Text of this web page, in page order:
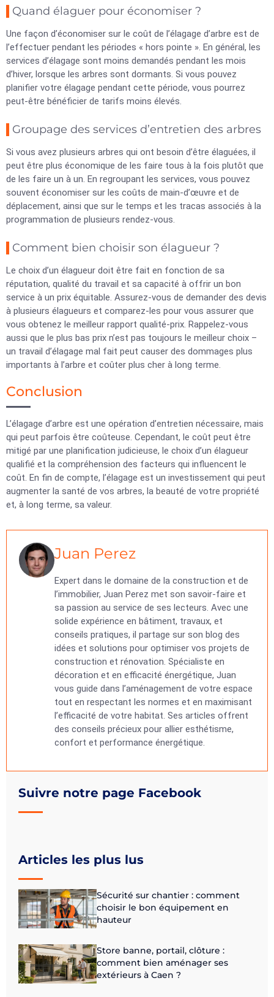
Suivre notre page Facebook
Articles les plus lus
Sécurité sur chantier : comment
choisir le bon équipement en
hauteur
Store banne, portail, clôture :
comment bien aménager ses
extérieurs à Caen ?
Quand élaguer pour économiser ?
Une façon d’économiser sur le coût de l’élagage d’arbre est de
l’effectuer pendant les périodes « hors pointe ». En général, les
services d’élagage sont moins demandés pendant les mois
d’hiver, lorsque les arbres sont dormants. Si vous pouvez
planifier votre élagage pendant cette période, vous pourrez
peut-être bénéficier de tarifs moins élevés.
Groupage des services d’entretien des arbres
Si vous avez plusieurs arbres qui ont besoin d’être élaguées, il
peut être plus économique de les faire tous à la fois plutôt que
de les faire un à un. En regroupant les services, vous pouvez
souvent économiser sur les coûts de main-d’œuvre et de
déplacement, ainsi que sur le temps et les tracas associés à la
programmation de plusieurs rendez-vous.
Comment bien choisir son élagueur ?
Le choix d’un élagueur doit être fait en fonction de sa
réputation, qualité du travail et sa capacité à offrir un bon
service à un prix équitable. Assurez-vous de demander des devis
à plusieurs élagueurs et comparez-les pour vous assurer que
vous obtenez le meilleur rapport qualité-prix. Rappelez-vous
aussi que le plus bas prix n’est pas toujours le meilleur choix –
un travail d’élagage mal fait peut causer des dommages plus
importants à l’arbre et coûter plus cher à long terme.
Conclusion
L’élagage d’arbre est une opération d’entretien nécessaire, mais
qui peut parfois être coûteuse. Cependant, le coût peut être
mitigé par une planification judicieuse, le choix d’un élagueur
qualifié et la compréhension des facteurs qui influencent le
coût. En fin de compte, l’élagage est un investissement qui peut
augmenter la santé de vos arbres, la beauté de votre propriété
et, à long terme, sa valeur.
Juan Perez
Expert dans le domaine de la construction et de
l’immobilier, Juan Perez met son savoir-faire et
sa passion au service de ses lecteurs. Avec une
solide expérience en bâtiment, travaux, et
conseils pratiques, il partage sur son blog des
idées et solutions pour optimiser vos projets de
construction et rénovation. Spécialiste en
décoration et en efficacité énergétique, Juan
vous guide dans l’aménagement de votre espace
tout en respectant les normes et en maximisant
l’efficacité de votre habitat. Ses articles offrent
des conseils précieux pour allier esthétisme,
confort et performance énergétique.